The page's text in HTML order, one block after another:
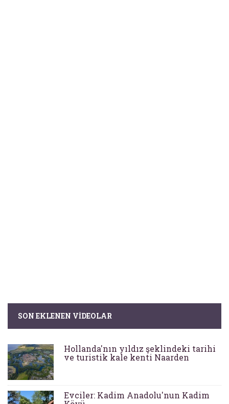
SON EKLENEN VIDEOLAR
Hollanda'nın yıldız şeklindeki tarihi
ve turistik kale kenti Naarden
Evciler: Kadim Anadolu'nun Kadim